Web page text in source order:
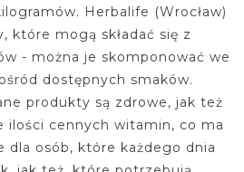
Herbalife (Wrocław)
które mogą składać się z
- można je skomponować we
dostępnych smaków.
produkty są zdrowe, jak też
ilości cennych witamin, co ma
dla osób, które każdego dnia